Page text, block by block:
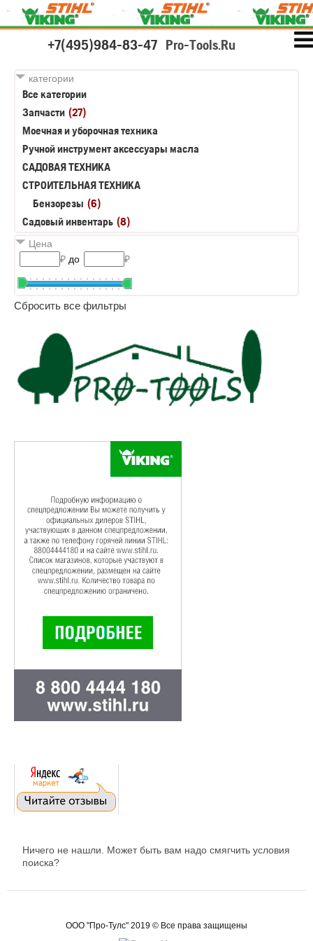
+7(495)984-83-47 Pro-Tools.Ru
категории
Все категории
Запчасти (27)
Моечная и уборочная техника
Ручной инструмент аксессуары масла
САДОВАЯ ТЕХНИКА
СТРОИТЕЛЬНАЯ ТЕХНИКА
Бензорезы (6)
Садовый инвентарь (8)
Цена
₽ до ₽
Сбросить все фильтры
Ничего не нашли. Может быть вам надо смягчить условия
поиска?
ООО "Про-Тулс" 2019 © Все права защищены